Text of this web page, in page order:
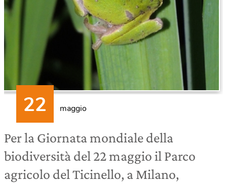
maggio
Per la Giornata mondiale della
biodiversità del 22 maggio il Parco
agricolo del Ticinello, a Milano,